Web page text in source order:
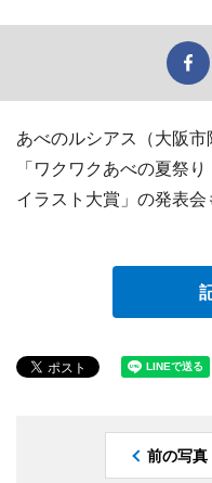
あべのルシアス（大阪市
「ワクワクあべの夏祭
イラスト大賞」の発表会
前の写真